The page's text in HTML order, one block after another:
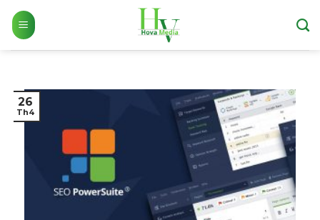
Skip
content
26
Th4